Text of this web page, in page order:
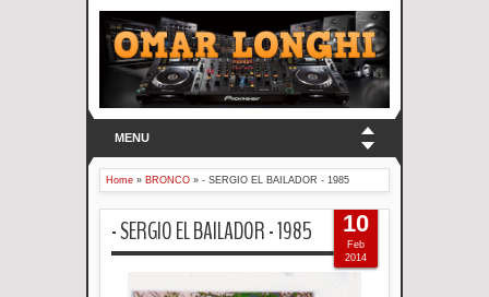
MENU
Home » BRONCO » - SERGIO EL BAILADOR - 1985
- SERGIO EL BAILADOR - 1985 10
Feb
2014